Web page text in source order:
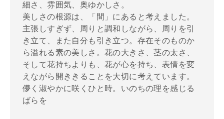
細さ、雰囲気、奥ゆかしさ。
美しさの根源は、「間」にあると考えました。
主張しすぎず、周りと調和しながら、周りを引
き立て、また自分も引き立つ。存在そのものか
ら溢れる素の美しさ。花の大きさ、茎の太さ、
そして花持ちよりも、花が心を持ち、表情を変
えながら開ききることを大切に考えています。
儚く淑やかに咲くひと時。いのちの理を感じる
ばらを